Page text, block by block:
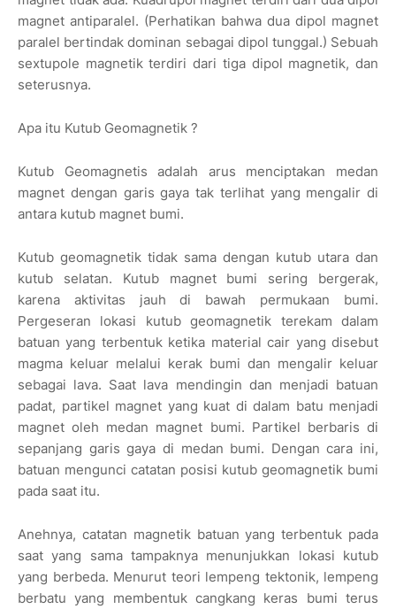
magnet antiparalel. (Perhatikan bahwa dua dipol magnet
paralel bertindak dominan sebagai dipol tunggal.) Sebuah
sextupole magnetik terdiri dari tiga dipol magnetik, dan
seterusnya.
Apa itu Kutub Geomagnetik ?
Kutub Geomagnetis adalah arus menciptakan medan
magnet dengan garis gaya tak terlihat yang mengalir di
antara kutub magnet bumi.
Kutub geomagnetik tidak sama dengan kutub utara dan
kutub selatan. Kutub magnet bumi sering bergerak,
karena aktivitas jauh di bawah permukaan bumi.
Pergeseran lokasi kutub geomagnetik terekam dalam
batuan yang terbentuk ketika material cair yang disebut
magma keluar melalui kerak bumi dan mengalir keluar
sebagai lava. Saat lava mendingin dan menjadi batuan
padat, partikel magnet yang kuat di dalam batu menjadi
magnet oleh medan magnet bumi. Partikel berbaris di
sepanjang garis gaya di medan bumi. Dengan cara ini,
batuan mengunci catatan posisi kutub geomagnetik bumi
pada saat itu.
Anehnya, catatan magnetik batuan yang terbentuk pada
saat yang sama tampaknya menunjukkan lokasi kutub
yang berbeda. Menurut teori lempeng tektonik, lempeng
berbatu yang membentuk cangkang keras bumi terus